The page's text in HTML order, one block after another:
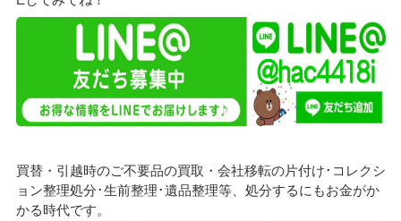
買替・引越時のご不要品の買取・会社移転の片付け･コレクシ
ョン整理処分･生前整理･遺品整理等、処分するにもお金がか
かる時代です。